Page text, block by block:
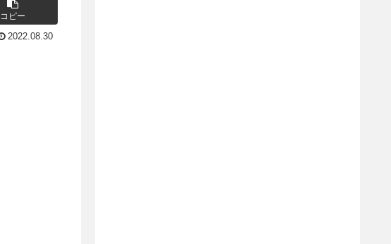
コピー
2022.08.30